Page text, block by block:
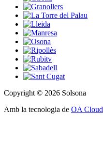
Copyright © 2026 Solsona
Amb la tecnologia de OA Cloud